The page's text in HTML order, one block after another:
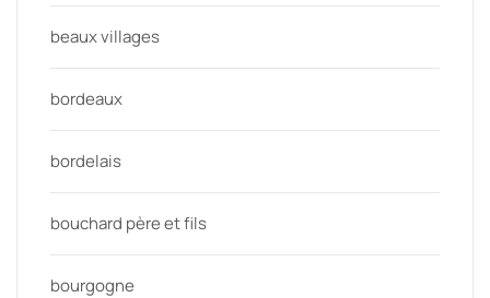
beaux villages
bordeaux
bordelais
bouchard père et fils
bourgogne